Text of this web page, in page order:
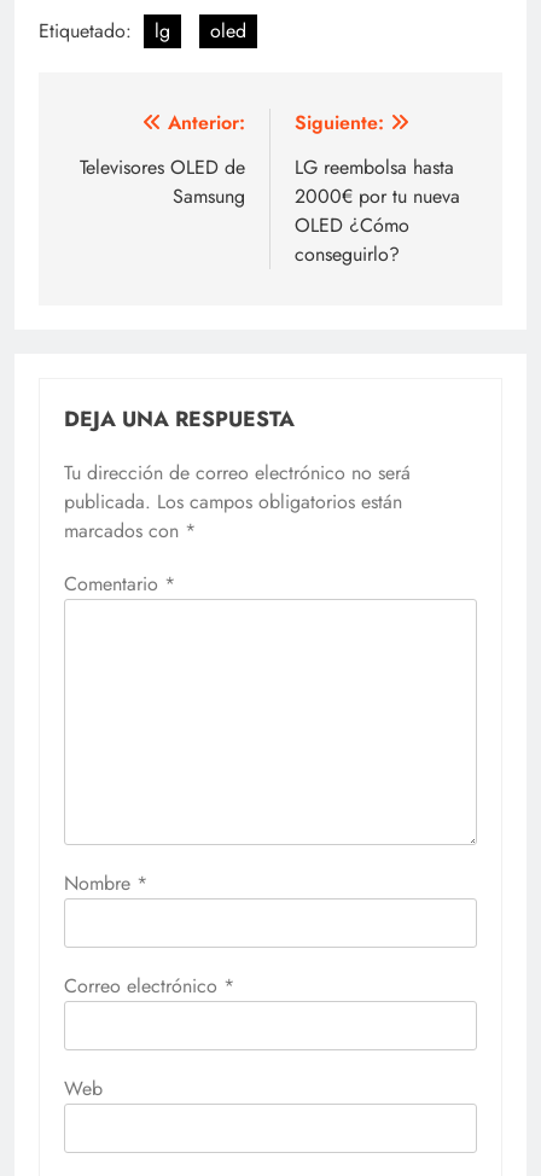
Etiquetado: lg oled
Navegación
de
entradas
Anterior:
Televisores OLED de
Samsung
Siguiente:
LG reembolsa hasta
2000€ por tu nueva
OLED ¿Cómo
conseguirlo?
DEJA UNA RESPUESTA
Tu dirección de correo electrónico no será
publicada. Los campos obligatorios están
marcados con *
Comentario *
Nombre *
Correo electrónico *
Web